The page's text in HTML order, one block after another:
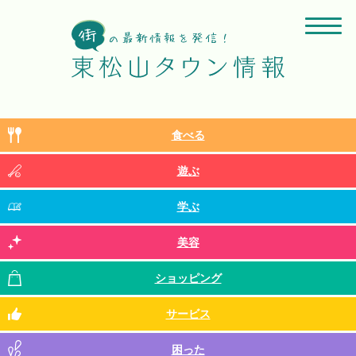
食べる
遊ぶ
学ぶ
美容
ショッピング
サービス
困った